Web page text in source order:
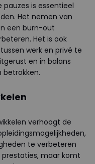
is essentieel
Het nemen van
een burn-out
Het is ook
werk en privé te
en in balans
betrokken.
verhoogt de
te verbeteren
maar komt